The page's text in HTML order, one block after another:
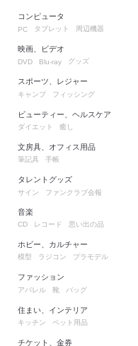
コンピュータ
PC タブレット 周辺機器
映画、ビデオ
DVD Blu-ray グッズ
スポーツ、レジャー
キャンプ フィッシング
ビューティー、ヘルスケア
ダイエット 癒し
文房具、オフィス用品
筆記具 手帳
タレントグッズ
サイン ファンクラブ会報
音楽
CD レコード 思い出の品
ホビー、カルチャー
模型 ラジコン プラモデル
ファッション
アパレル 靴 バッグ
住まい、インテリア
キッチン ペット用品
チケット、金券